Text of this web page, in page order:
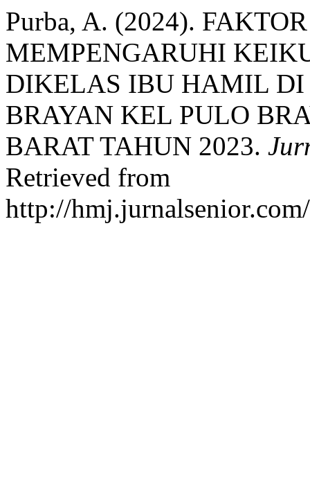
Purba, A. (2024).
MEMPENGARUHI
DIKELAS IBU HAMIL DI
BRAYAN KEL PULO
BARAT TAHUN 2023.
Retrieved from
http://